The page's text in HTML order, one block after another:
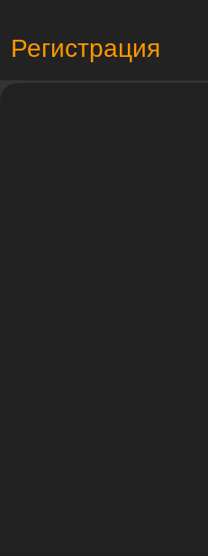
Регистрация